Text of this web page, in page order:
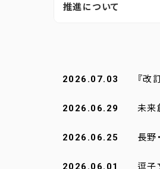
推進について
2026.07.03 『改
2026.06.29 未来
2026.06.25 長野
2026.06.01 逗子